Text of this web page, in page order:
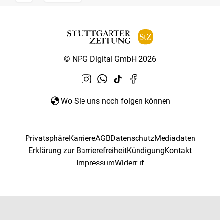
© NPG Digital GmbH 2026
Wo Sie uns noch folgen können
PrivatsphäreKarriereAGBDatenschutzMediadaten
Erklärung zur BarrierefreiheitKündigungKontakt
ImpressumWiderruf